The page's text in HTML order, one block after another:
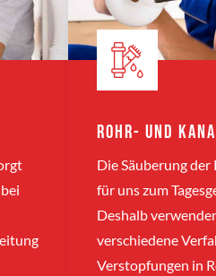
Rohr- und
Die Säuberung
für uns zum
Deshalb
verschiedene
Verstopfungen in